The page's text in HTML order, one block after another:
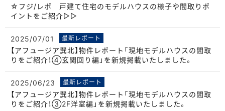
☆フジ/レポ 戸建て住宅のモデルハウスの様子や間取りポ
イントをご紹介▷▷
2025/07/01 最新レポート
【アフュージア巽北】物件レポート「現地モデルハウスの間取
りをご紹介！④玄関回り編」を新規掲載いたしました。
2025/06/23 最新レポート
【アフュージア巽北】物件レポート「現地モデルハウスの間取
りをご紹介！③2F洋室編」を新規掲載いたしました。